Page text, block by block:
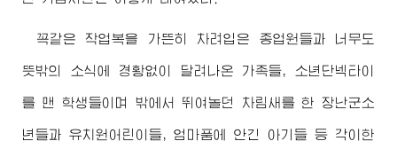
꼭같은 작업복을 가뜬히 차려입은 종업원들과 너무도
뜻밖의 소식에 경황없이 달려나온 가족들, 소년단넥타이
를 맨 학생들이며 밖에서 뛰여놀던 차림새를 한 장난군소
년들과 유치원어린이들, 엄마품에 안긴 아기들 등 각이한